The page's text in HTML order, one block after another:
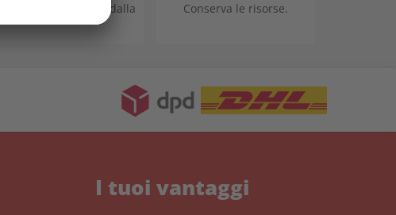
è sinonimo di qualità dalla Conserva le risorse.
I tuoi vantaggi